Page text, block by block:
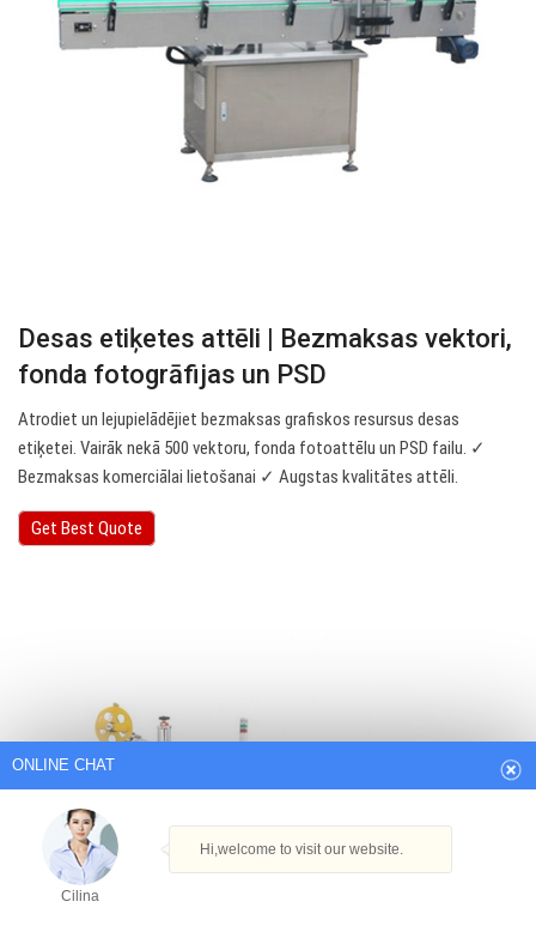
Desas etiķetes attēli | Bezmaksas vektori,
fonda fotogrāfijas un PSD
Atrodiet un lejupielādējiet bezmaksas grafiskos resursus desas
etiķetei. Vairāk nekā 500 vektoru, fonda fotoattēlu un PSD failu. ✓
Bezmaksas komerciālai lietošanai ✓ Augstas kvalitātes attēli.
Get Best Quote
Hi,welcome to visit our website.
Cilina